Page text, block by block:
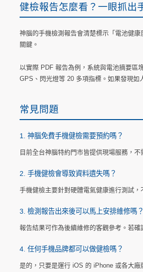
健檢報告怎麼看？一眼抓出
神腦的手機檢測報告會清楚標示「電池健
關鍵。
以實際 PDF 報告為例，系統與電池摘要區
GPS、閃光燈等 20 多項指標。如果發現如
常見問題
1. 神腦免費手機健檢需要預約嗎？
目前全台神腦特約門市皆提供現場服務，
2. 手機健檢會導致資料遺失嗎？
手機健檢主要針對硬體電氣健康進行測試
3. 檢測報告出來後可以馬上安排維修嗎？
報告結果可作為後續維修的客觀參考。若
4. 任何手機品牌都可以做健檢嗎？
是的，只要是運行 iOS 的 iPhone 或各大